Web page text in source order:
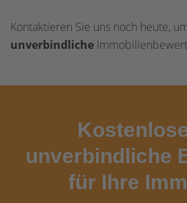
Kontaktieren Sie uns noch heute,
unverbindliche
unverbindliche
für Ihre